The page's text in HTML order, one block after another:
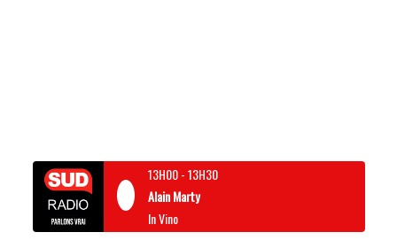
13H00-13H30
Alain Marty
In Vino